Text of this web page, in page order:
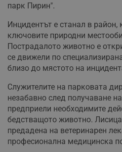
парк Пирин".
Инцидентът е станал в район,
ключовите природни
Пострадалото животно е
се движели по
близо до мястото на
Служителите на парковата
незабавно след получаване
предприели необходимите
бедстващото животно.
предадена на ветеринарен
професионална медицинска